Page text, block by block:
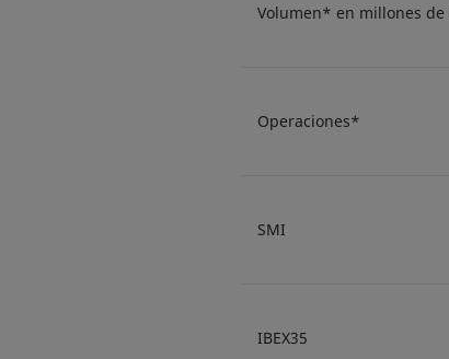
Volumen* en millones de
Operaciones*
SMI
IBEX35